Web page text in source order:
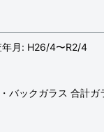
月: H26/4〜R2/4
バックガラス 合計ガ